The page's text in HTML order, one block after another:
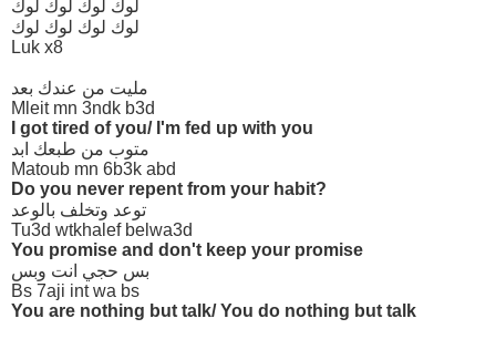
لوك لوك لوك لوك
لوك لوك لوك لوك
Luk x8
مليت من عندك بعد
Mleit mn 3ndk b3d
I got tired of you/ I'm fed up with you
متوب من طبعك ابد
Matoub mn 6b3k abd
Do you never repent from your habit?
توعد وتخلف بالوعد
Tu3d wtkhalef belwa3d
You promise and don't keep your promise
بس حجي انت وبس
Bs 7aji int wa bs
You are nothing but talk/ You do nothing but talk